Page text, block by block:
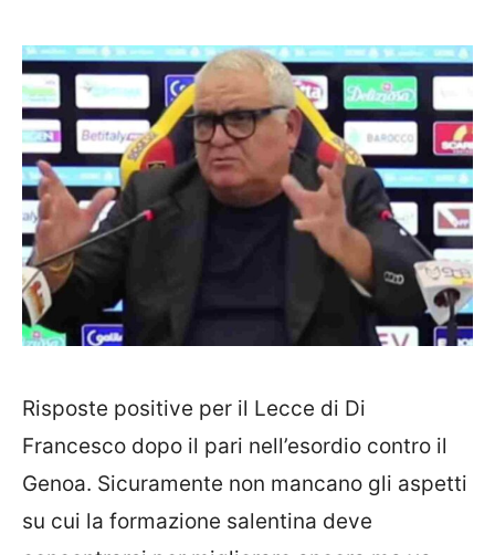
Risposte positive per il Lecce di Di
Francesco dopo il pari nell’esordio contro il
Genoa. Sicuramente non mancano gli aspetti
su cui la formazione salentina deve